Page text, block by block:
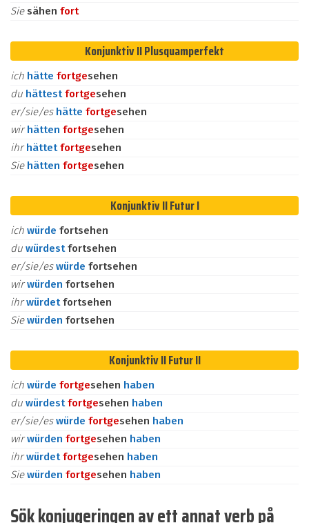
Sie sähen fort
Konjunktiv II Plusquamperfekt
ich hätte fortgesehen
du hättestfortgesehen
er/sie/es hätte fortgesehen
wirhätten fortgesehen
ihrhättetfortgesehen
Sie hätten fortgesehen
Konjunktiv II Futur I
ich würde fortsehen
du würdestfortsehen
er/sie/eswürde fortsehen
wirwürden fortsehen
ihrwürdetfortsehen
Siewürden fortsehen
Konjunktiv II Futur II
ich würde fortgesehen haben
du würdestfortgesehen haben
er/sie/eswürde fortgesehen haben
wirwürden fortgesehen haben
ihrwürdetfortgesehen haben
Siewürden fortgesehen haben
Sök konjugeringen av ett annat verb på